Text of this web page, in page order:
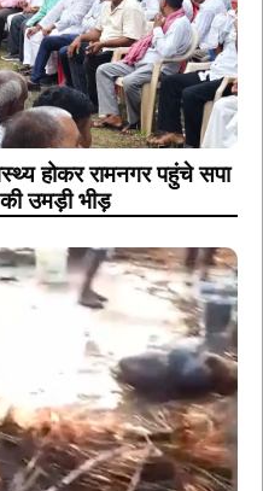
होकर रामनगर पहुंचे सपा
उमड़ी भीड़